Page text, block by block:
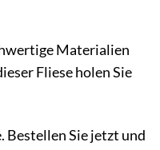
Materialien
Fliese holen Sie
Bestellen Sie jetzt und